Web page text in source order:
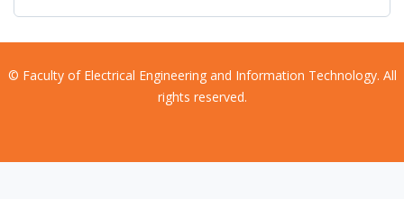
© Faculty of Electrical Engineering and Information Technology. All
rights reserved.